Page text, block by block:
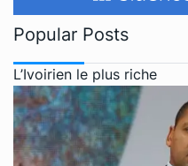
Popular Posts
L’Ivoirien le plus riche